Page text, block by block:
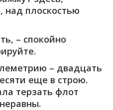
над плоскостью
– спокойно
– двадцать
еще в строю.
терзать флот